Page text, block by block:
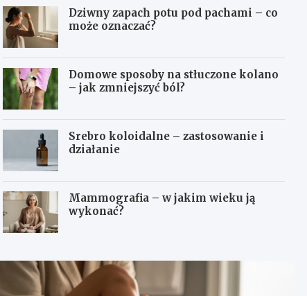
Dziwny zapach potu pod pachami – co
może oznaczać?
Domowe sposoby na stłuczone kolano
– jak zmniejszyć ból?
Srebro koloidalne – zastosowanie i
działanie
Mammografia – w jakim wieku ją
wykonać?